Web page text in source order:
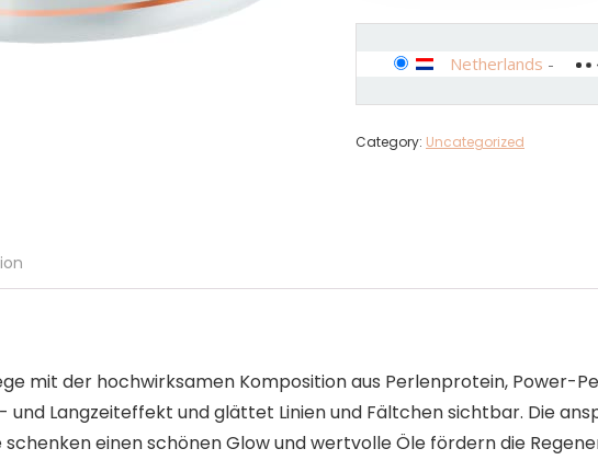
Netherlands -
Category: Uncategorized
mit der hochwirksamen Komposition aus Perlenprotein, Power-
Langzeiteffekt und glättet Linien und Fältchen sichtbar. Die
einen schönen Glow und wertvolle Öle fördern die